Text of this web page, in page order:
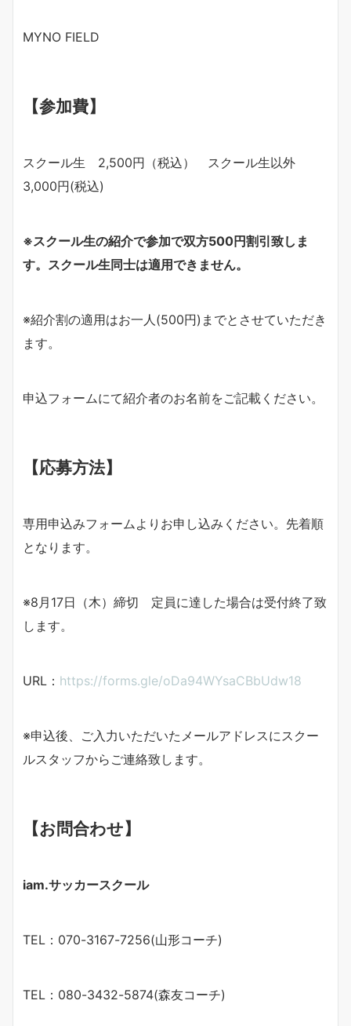
MYNO FIELD
【参加費】
スクール生 2,500円（税込） スクール生以外
3,000円(税込)
※スクール生の紹介で参加で双方500円割引致しま
す。スクール生同士は適用できません。
※紹介割の適用はお一人(500円)までとさせていただき
ます。
申込フォームにて紹介者のお名前をご記載ください。
【応募方法】
専用申込みフォームよりお申し込みください。先着順
となります。
※8月17日（木）締切 定員に達した場合は受付終了致
します。
URL： https://forms.gle/oDa94WYsaCBbUdw18
※申込後、ご入力いただいたメールアドレスにスクー
ルスタッフからご連絡致します。
【お問合わせ】
iam.サッカースクール
TEL：070-3167-7256(山形コーチ)
TEL：080-3432-5874(森友コーチ)